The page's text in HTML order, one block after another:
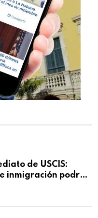
de USCIS:
inmigración podrán